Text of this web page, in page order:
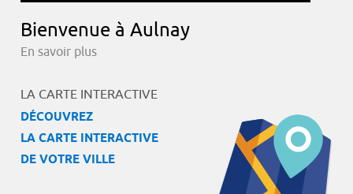
Bienvenue à Aulnay
En savoir plus
LA CARTE INTERACTIVE
DÉCOUVREZ
LA CARTE INTERACTIVE
DE VOTRE VILLE